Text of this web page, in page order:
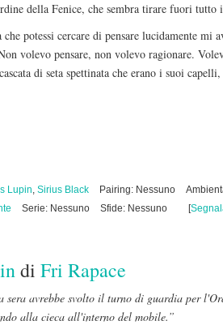
della Fenice, che sembra tirare fuori
potessi cercare di pensare lucidamente mi
volevo pensare, non volevo ragionare.
di seta spettinata che erano i suoi
Lupin, Sirius Black Pairing: Nessuno
Serie: Nessuno Sfide: Nessuno [
di Fri Rapace
avrebbe svolto il turno di guardia per
alla cieca all'interno del mobile.”